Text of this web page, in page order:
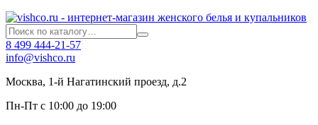
8 499 444-21-57
info@vishco.ru
Москва, 1-й Нагатинский проезд, д.2
Пн-Пт с 10:00 до 19:00